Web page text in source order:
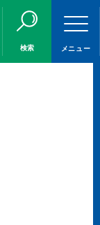
検索 メニュー